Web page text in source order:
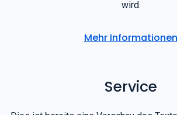
angezeigt wird, dies ist ein fiktiver Text,
Mehr Informationen